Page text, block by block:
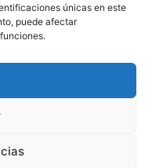
únicas en este
puede afectar
SIGUIENTE